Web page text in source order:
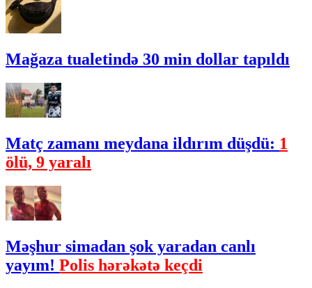
Mağaza tualetində 30 min dollar tapıldı
Matç zamanı meydana ildırım düşdü: 1
ölü, 9 yaralı
Məşhur simadan şok yaradan canlı
yayım! Polis hərəkətə keçdi